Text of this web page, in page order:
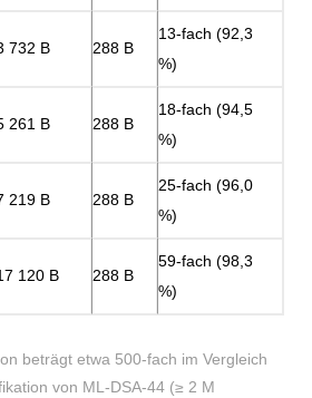
732 B 288 B
13-fach (92,3
%)
261 B 288 B
18-fach (94,5
%)
219 B 288 B
25-fach (96,0
%)
120 B 288 B
59-fach (98,3
%)
beträgt etwa 500-fach im Vergleich
von ML-DSA-44 (≥ 2 M